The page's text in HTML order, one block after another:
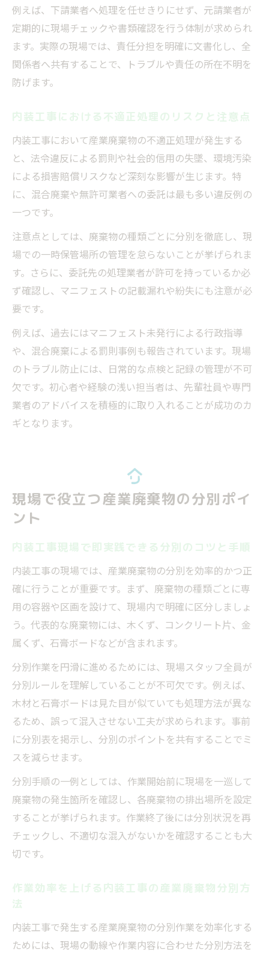
例えば、下請業者へ処理を任せきりにせず、元請業者が
定期的に現場チェックや書類確認を行う体制が求められ
ます。実際の現場では、責任分担を明確に文書化し、全
関係者へ共有することで、トラブルや責任の所在不明を
防げます。
内装工事における不適正処理のリスクと注意点
内装工事において産業廃棄物の不適正処理が発生する
と、法令違反による罰則や社会的信用の失墜、環境汚染
による損害賠償リスクなど深刻な影響が生じます。特
に、混合廃棄や無許可業者への委託は最も多い違反例の
一つです。
注意点としては、廃棄物の種類ごとに分別を徹底し、現
場での一時保管場所の管理を怠らないことが挙げられま
す。さらに、委託先の処理業者が許可を持っているか必
ず確認し、マニフェストの記載漏れや紛失にも注意が必
要です。
例えば、過去にはマニフェスト未発行による行政指導
や、混合廃棄による罰則事例も報告されています。現場
のトラブル防止には、日常的な点検と記録の管理が不可
欠です。初心者や経験の浅い担当者は、先輩社員や専門
業者のアドバイスを積極的に取り入れることが成功のカ
ギとなります。
現場で役立つ産業廃棄物の分別ポイ
ント
内装工事現場で即実践できる分別のコツと手順
内装工事の現場では、産業廃棄物の分別を効率的かつ正
確に行うことが重要です。まず、廃棄物の種類ごとに専
用の容器や区画を設けて、現場内で明確に区分しましょ
う。代表的な廃棄物には、木くず、コンクリート片、金
属くず、石膏ボードなどが含まれます。
分別作業を円滑に進めるためには、現場スタッフ全員が
分別ルールを理解していることが不可欠です。例えば、
木材と石膏ボードは見た目が似ていても処理方法が異な
るため、誤って混入させない工夫が求められます。事前
に分別表を掲示し、分別のポイントを共有することでミ
スを減らせます。
分別手順の一例としては、作業開始前に現場を一巡して
廃棄物の発生箇所を確認し、各廃棄物の排出場所を設定
することが挙げられます。作業終了後には分別状況を再
チェックし、不適切な混入がないかを確認することも大
切です。
作業効率を上げる内装工事の産業廃棄物分別方
法
内装工事で発生する産業廃棄物の分別作業を効率化する
ためには、現場の動線や作業内容に合わせた分別方法を